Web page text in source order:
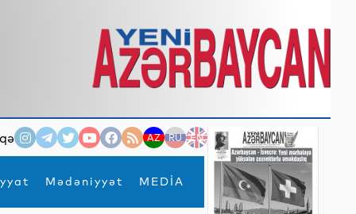
AZ RU EN
Mədəniyyət MEDİA